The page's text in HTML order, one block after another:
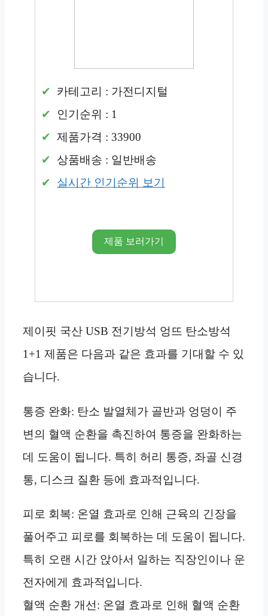
카테고리 : 가전디지털
인기순위 : 1
제품가격 : 33900
상품배송 : 일반배송
실시간 인기순위 보기
제품 보러가기
제이핏 국산 USB 전기방석 엉뜨 탄소방석
1+1 제품은 다음과 같은 효과를 기대할 수 있
습니다.
통증 완화: 탄소 발열체가 골반과 엉덩이 주
변의 혈액 순환을 촉진하여 통증을 완화하는
데 도움이 됩니다. 특히 허리 통증, 좌골 신경
통, 디스크 질환 등에 효과적입니다.
피로 회복: 온열 효과로 인해 근육의 긴장을
풀어주고 피로를 회복하는 데 도움이 됩니다.
특히 오랜 시간 앉아서 일하는 직장인이나 운
전자에게 효과적입니다.
혈액 순환 개선: 온열 효과로 인해 혈액 순환